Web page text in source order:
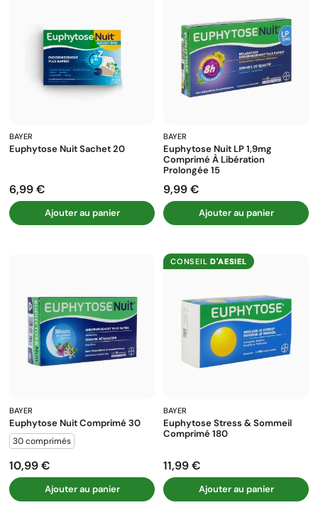
BAYER
Euphytose Nuit Sachet 20
Prix
6,99 €
Ajouter au panier
BAYER
Euphytose Nuit LP 1,9mg
Comprimé À Libération
Prolongée 15
Prix
9,99 €
Ajouter au panier
BAYER
Euphytose Nuit Comprimé 30
30 comprimés
Prix
10,99 €
Ajouter au panier
CONSEILD'AESIEL
BAYER
Euphytose Stress & Sommeil
Comprimé 180
Prix
11,99 €
Ajouter au panier